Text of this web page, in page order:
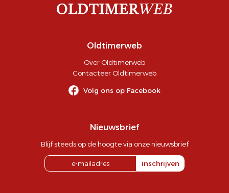
Oldtimerweb
Over Oldtimerweb
Contacteer Oldtimerweb
Volg ons op Facebook
Nieuwsbrief
Blijf steeds op de hoogte via onze nieuwsbrief
inschrijven